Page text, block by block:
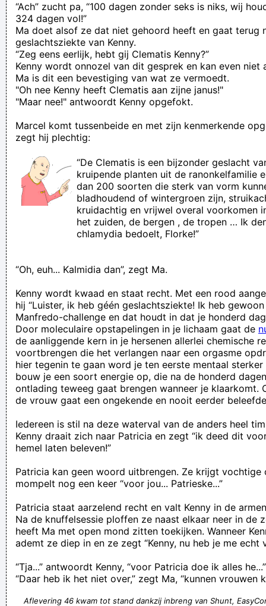
“Ach” zucht pa, “100 dagen zonder seks is niks, wij
324 dagen vol!”
Ma doet alsof ze dat niet gehoord heeft en gaat terug
geslachtsziekte van Kenny.
“Zeg eens eerlijk, hebt gij Clematis Kenny?”
Kenny wordt onnozel van dit gesprek en kan even niet
Ma is dit een bevestiging van wat ze vermoedt.
"Oh nee Kenny heeft Clematis aan zijne janus!"
"Maar nee!" antwoordt Kenny opgefokt.
Marcel komt tussenbeide en met zijn kenmerkende
zegt hij plechtig:
“De Clematis is een bijzonder geslacht
kruipende planten uit de ranonkelfamilie
dan 200 soorten die sterk van vorm
bladhoudend of wintergroen zijn,
kruidachtig en vrijwel overal voorkomen
het zuiden, de bergen , de tropen … Ik
chlamydia bedoelt, Florke!”
“Oh, euh... Kalmidia dan”, zegt Ma.
Kenny wordt kwaad en staat recht. Met een rood
hij “Luister, ik heb géén geslachtsziekte! Ik heb
Manfredo-challenge en dat houdt in dat je honderd
Door moleculaire opstapelingen in je lichaam gaat de
de aanliggende kern in je hersenen allerlei chemische
voortbrengen die het verlangen naar een orgasme
hier tegenin te gaan word je ten eerste mentaal
bouw je een soort energie op, die na de honderd
ontlading teweeg gaat brengen wanneer je klaarkomt.
de vrouw gaat een ongekende en nooit eerder
Iedereen is stil na deze waterval van de anders heel
Kenny draait zich naar Patricia en zegt “ik deed dit
hemel laten beleven!”
Patricia kan geen woord uitbrengen. Ze krijgt vochtige
mompelt nog een keer “voor jou... Patrieske...”
Patricia staat aarzelend recht en valt Kenny in de
Na de knuffelsessie ploffen ze naast elkaar neer in de
heeft Ma met open mond zitten toekijken. Wanneer
ademt ze diep in en ze zegt “Kenny, nu heb je me echt
“Tja...” antwoordt Kenny, “voor Patricia doe ik alles he...”
“Daar heb ik het niet over,” zegt Ma, “kunnen vrouwen
Aflevering 46 kwam tot stand dankzij inbreng van Shunt,